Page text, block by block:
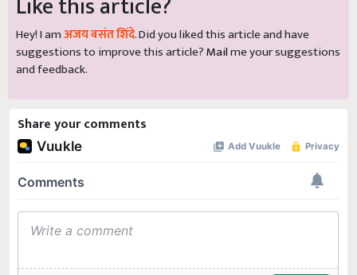
Hey! I amअजय वसंत शिंदे. Did you liked this article and have
suggestions to improve this article?Mailme your suggestions
and feedback.
Share your comments